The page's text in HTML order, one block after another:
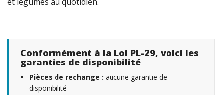
Conformément à la Loi PL-29, voici les
garanties de disponibilité
Pièces de rechange : aucune garantie de
disponibilité